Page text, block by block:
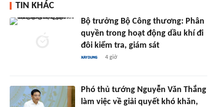
TIN KHÁC
Bộ trưởng Bộ Công thương: Phân
quyền trong hoạt động dầu khí đi
đôi kiểm tra, giám sát
4 giờ
Phó thủ tướng Nguyễn Văn Thắng
làm việc về giải quyết khó khăn,